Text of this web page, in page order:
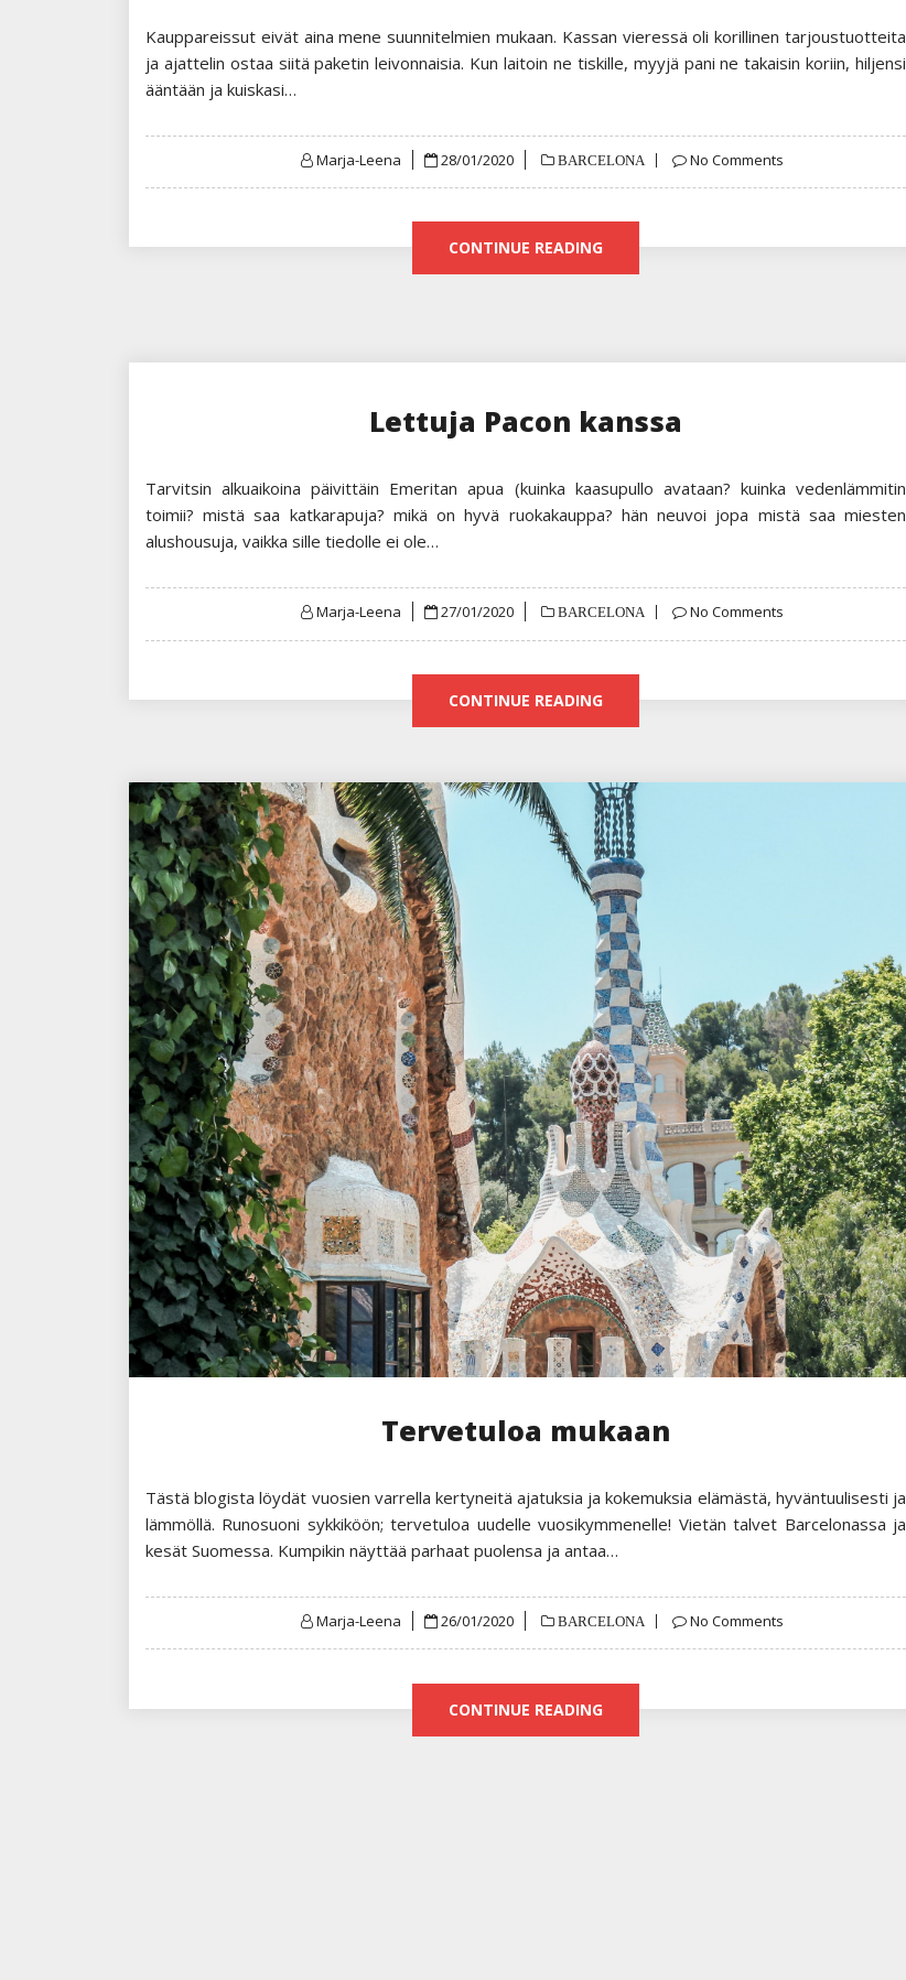
Kauppareissut eivät aina mene suunnitelmien mukaan. Kassan vieressä oli korillinen tarjoustuotteita
ja ajattelin ostaa siitä paketin leivonnaisia. Kun laitoin ne tiskille, myyjä pani ne takaisin koriin, hiljensi
ääntään ja kuiskasi…
Marja-Leena
Posted
28/01/2020 BARCELONA No Comments
CONTINUE READING
Lettuja Pacon kanssa
Tarvitsin alkuaikoina päivittäin Emeritan apua (kuinka kaasupullo avataan? kuinka vedenlämmitin
toimii? mistä saa katkarapuja? mikä on hyvä ruokakauppa? hän neuvoi jopa mistä saa miesten
alushousuja, vaikka sille tiedolle ei ole…
Marja-Leena
Posted
27/01/2020 BARCELONA No Comments
CONTINUE READING
Tervetuloa mukaan
Tästä blogista löydät vuosien varrella kertyneitä ajatuksia ja kokemuksia elämästä, hyväntuulisesti ja
lämmöllä. Runosuoni sykkiköön; tervetuloa uudelle vuosikymmenelle! Vietän talvet Barcelonassa ja
kesät Suomessa. Kumpikin näyttää parhaat puolensa ja antaa…
Marja-Leena
Posted
26/01/2020 BARCELONA No Comments
CONTINUE READING